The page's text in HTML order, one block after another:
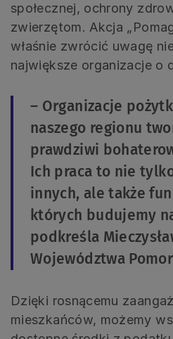
społecznej, ochrony
zwierzętom. Akcja
właśnie zwrócić uwagę
największe organizacje o
– Organizacje
naszego regionu
prawdziwi
Ich praca to nie
innych, ale także
których budujemy
podkreśla
Województwa
Dzięki rosnącemu
mieszkańców, możemy